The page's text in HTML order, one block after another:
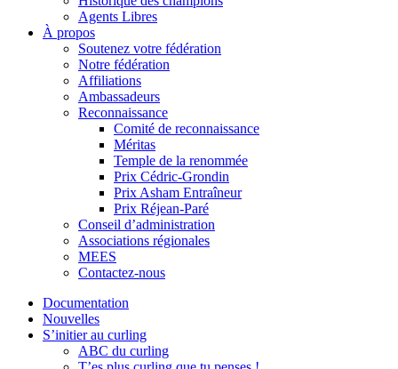
Agents Libres
À propos
Soutenez votre fédération
Notre fédération
Affiliations
Ambassadeurs
Reconnaissance
Comité de reconnaissance
Méritas
Temple de la renommée
Prix Cédric-Grondin
Prix Asham Entraîneur
Prix Réjean-Paré
Conseil d’administration
Associations régionales
MEES
Contactez-nous
Documentation
Nouvelles
S’initier au curling
ABC du curling